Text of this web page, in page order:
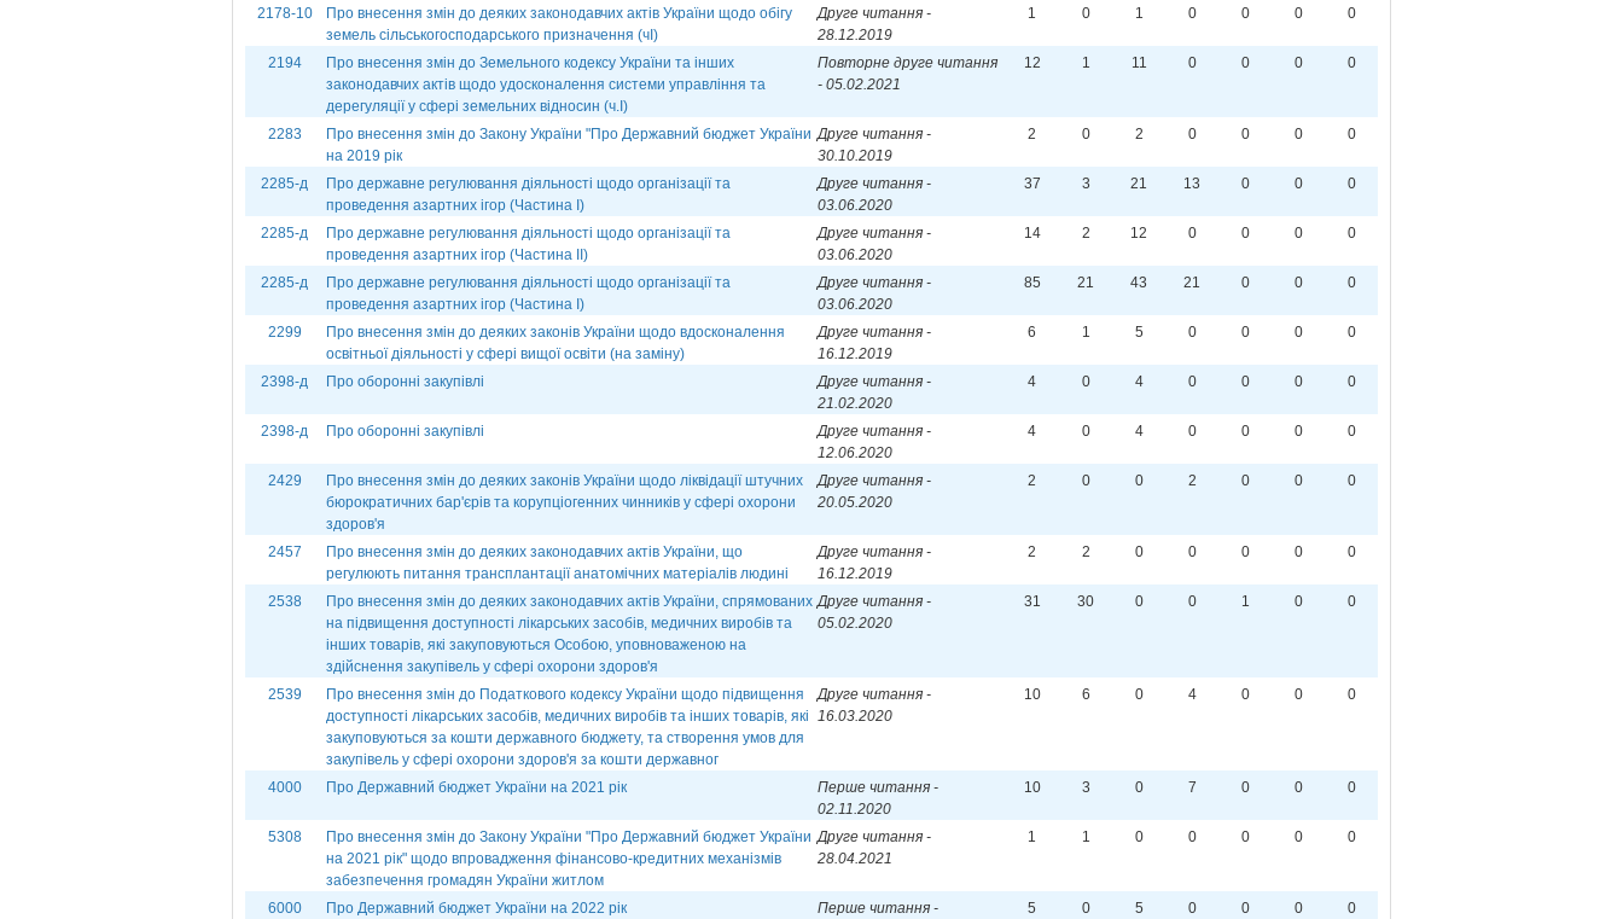
2178-10
Про внесення змін до деяких законодавчих актів України щодо обігу
земель сільськогосподарського призначення (чІ)
Друге читання -
28.12.2019
1 0 1 0 0 0 0
2194
Про внесення змін до Земельного кодексу України та інших
законодавчих актів щодо удосконалення системи управління та
дерегуляції у сфері земельних відносин (ч.І)
Повторне друге читання
- 05.02.2021
12 1 11 0 0 0 0
2283
Про внесення змін до Закону України "Про Державний бюджет України
на 2019 рік
Друге читання -
30.10.2019
2 0 2 0 0 0 0
2285-д
Про державне регулювання діяльності щодо організації та
проведення азартних ігор (Частина І)
Друге читання -
03.06.2020
37 3 21 13 0 0 0
2285-д
Про державне регулювання діяльності щодо організації та
проведення азартних ігор (Частина ІІ)
Друге читання -
03.06.2020
14 2 12 0 0 0 0
2285-д
Про державне регулювання діяльності щодо організації та
проведення азартних ігор (Частина І)
Друге читання -
03.06.2020
85 21 43 21 0 0 0
2299
Про внесення змін до деяких законів України щодо вдосконалення
освітньої діяльності у сфері вищої освіти (на заміну)
Друге читання -
16.12.2019
6 1 5 0 0 0 0
2398-д Про оборонні закупівлі
Друге читання -
21.02.2020
4 0 4 0 0 0 0
2398-д Про оборонні закупівлі
Друге читання -
12.06.2020
4 0 4 0 0 0 0
2429
Про внесення змін до деяких законів України щодо ліквідації штучних
бюрократичних бар'єрів та корупціогенних чинників у сфері охорони
здоров'я
Друге читання -
20.05.2020
2 0 0 2 0 0 0
2457
Про внесення змін до деяких законодавчих актів України, що
регулюють питання трансплантації анатомічних матеріалів людині
Друге читання -
16.12.2019
2 2 0 0 0 0 0
2538
Про внесення змін до деяких законодавчих актів України, спрямованих
на підвищення доступності лікарських засобів, медичних виробів та
інших товарів, які закуповуються Особою, уповноваженою на
здійснення закупівель у сфері охорони здоров'я
Друге читання -
05.02.2020
31 30 0 0 1 0 0
2539
Про внесення змін до Податкового кодексу України щодо підвищення
доступності лікарських засобів, медичних виробів та інших товарів, які
закуповуються за кошти державного бюджету, та створення умов для
закупівель у сфері охорони здоров'я за кошти державног
Друге читання -
16.03.2020
10 6 0 4 0 0 0
4000 Про Державний бюджет України на 2021 рік
Перше читання -
02.11.2020
10 3 0 7 0 0 0
5308
Про внесення змін до Закону України "Про Державний бюджет України
на 2021 рік" щодо впровадження фінансово-кредитних механізмів
забезпечення громадян України житлом
Друге читання -
28.04.2021
1 1 0 0 0 0 0
6000 Про Державний бюджет України на 2022 рік Перше читання - 5 0 5 0 0 0 0